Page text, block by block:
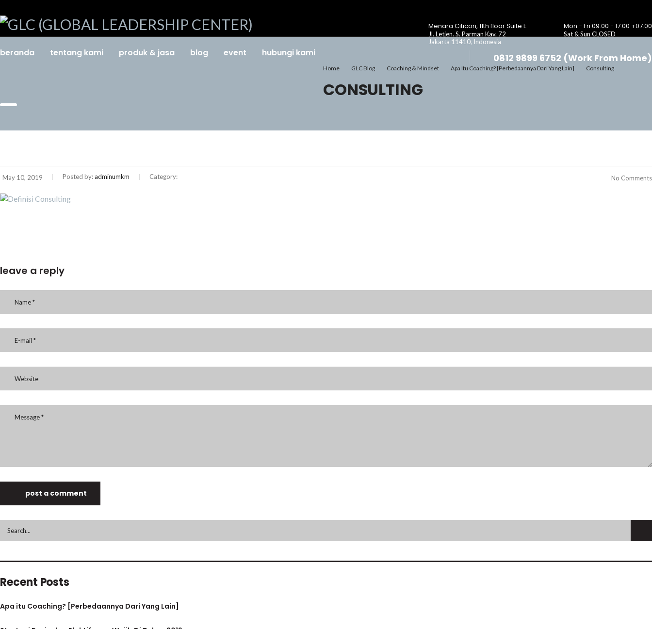
Mon - Fri 09.00 - 17.00 +07:00
Sat & Sun CLOSED
Menara Citicon, 11th floor Suite E
Jl. Letjen. S. Parman Kav. 72
Jakarta 11410, Indonesia
beranda tentang kami produk & jasa blog event hubungi kami 0812 9899 6752 (Work From Home)
Home GLC Blog Coaching & Mindset Apa Itu Coaching? [Perbedaannya Dari Yang Lain] Consulting
CONSULTING
May 10, 2019 Posted by:adminumkm Category: No Comments
leave a reply
post a comment
Recent Posts
Apa itu Coaching? [Perbedaannya Dari Yang Lain]